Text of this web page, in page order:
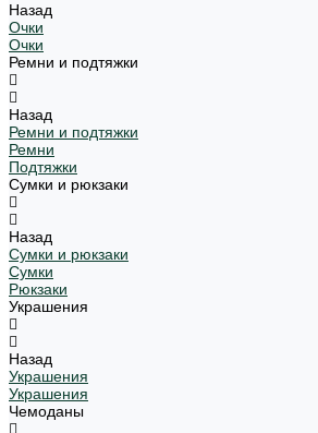
Назад
Очки
Очки
Ремни и подтяжки
Назад
Ремни и подтяжки
Ремни
Подтяжки
Сумки и рюкзаки
Назад
Сумки и рюкзаки
Сумки
Рюкзаки
Украшения
Назад
Украшения
Украшения
Чемоданы